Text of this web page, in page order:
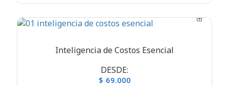
Inteligencia de Costos Esencial
DESDE:
$ 69.000